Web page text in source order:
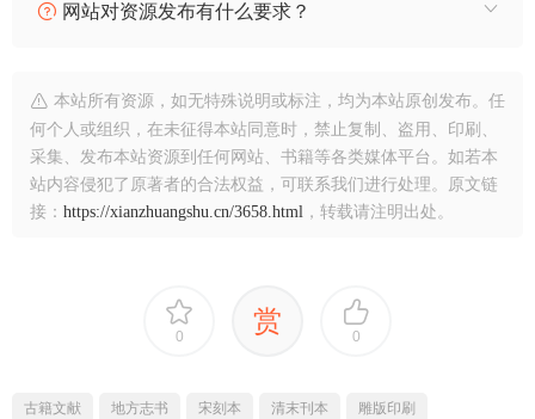
网站对资源发布有什么要求？
本站所有资源，如无特殊说明或标注，均为本站原创发布。任
何个人或组织，在未征得本站同意时，禁止复制、盗用、印刷、
采集、发布本站资源到任何网站、书籍等各类媒体平台。如若本
站内容侵犯了原著者的合法权益，可联系我们进行处理。原文链
接： https://xianzhuangshu.cn/3658.html ，转载请注明出处。
0 赏 0
古籍文献 地方志书 宋刻本 清末刊本 雕版印刷